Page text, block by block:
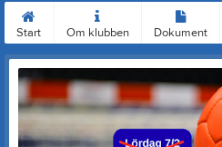
Start Om klubben Dokument